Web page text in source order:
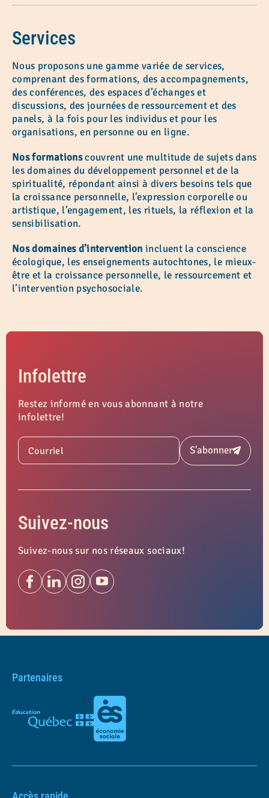
Services
Nous proposons une gamme variée de services,
comprenant des formations, des accompagnements,
des conférences, des espaces d’échanges et
discussions, des journées de ressourcement et des
panels, à la fois pour les individus et pour les
organisations, en personne ou en ligne.
Nos formationscouvrent une multitude de sujets dans
les domaines du développement personnel et de la
spiritualité, répondant ainsi à divers besoins tels que
la croissance personnelle, l’expression corporelle ou
artistique, l’engagement, les rituels, la réflexion et la
sensibilisation.
Nos domaines d’intervention incluent la conscience
écologique, les enseignements autochtones, le mieux-
être et la croissance personnelle, le ressourcement et
l’intervention psychosociale.
Infolettre
Restez informé en vous abonnant à notre
infolettre!
Courriel S'abonnerSoumettre
Suivez-nous
Suivez-nous sur nos réseaux sociaux!
Partenaires